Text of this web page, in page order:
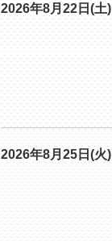
2026年8月22日(土)
2026年8月25日(火)